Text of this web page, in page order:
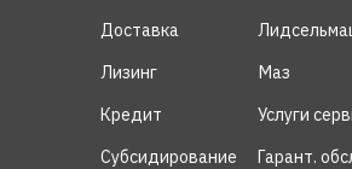
Субсидирование
Кредит
Лизинг
Гарант.
Услуги
Доставка
Маз